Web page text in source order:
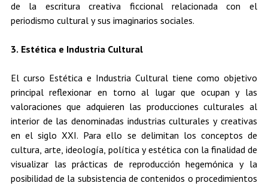
de la escritura creativa ficcional relacionada con el
periodismo cultural y sus imaginarios sociales.
3. Estética e Industria Cultural
El curso Estética e Industria Cultural tiene como objetivo
principal reflexionar en torno al lugar que ocupan y las
valoraciones que adquieren las producciones culturales al
interior de las denominadas industrias culturales y creativas
en el siglo XXI. Para ello se delimitan los conceptos de
cultura, arte, ideología, política y estética con la finalidad de
visualizar las prácticas de reproducción hegemónica y la
posibilidad de la subsistencia de contenidos o procedimientos